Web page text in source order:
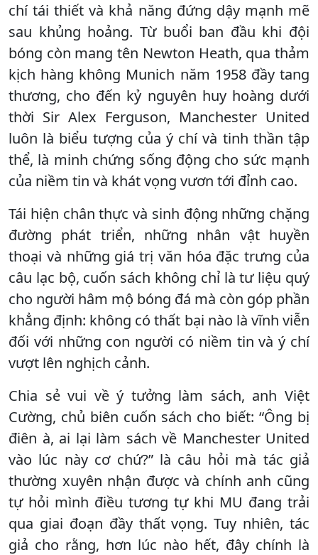
chí tái thiết và khả năng đứng dậy mạnh mẽ
sau khủng hoảng. Từ buổi ban đầu khi đội
bóng còn mang tên Newton Heath, qua thảm
kịch hàng không Munich năm 1958 đầy tang
thương, cho đến kỷ nguyên huy hoàng dưới
thời Sir Alex Ferguson, Manchester United
luôn là biểu tượng của ý chí và tinh thần tập
thể, là minh chứng sống động cho sức mạnh
của niềm tin và khát vọng vươn tới đỉnh cao.
Tái hiện chân thực và sinh động những chặng
đường phát triển, những nhân vật huyền
thoại và những giá trị văn hóa đặc trưng của
câu lạc bộ, cuốn sách không chỉ là tư liệu quý
cho người hâm mộ bóng đá mà còn góp phần
khẳng định: không có thất bại nào là vĩnh viễn
đối với những con người có niềm tin và ý chí
vượt lên nghịch cảnh.
Chia sẻ vui về ý tưởng làm sách, anh Việt
Cường, chủ biên cuốn sách cho biết: “Ông bị
điên à, ai lại làm sách về Manchester United
vào lúc này cơ chứ?” là câu hỏi mà tác giả
thường xuyên nhận được và chính anh cũng
tự hỏi mình điều tương tự khi MU đang trải
qua giai đoạn đầy thất vọng. Tuy nhiên, tác
giả cho rằng, hơn lúc nào hết, đây chính là